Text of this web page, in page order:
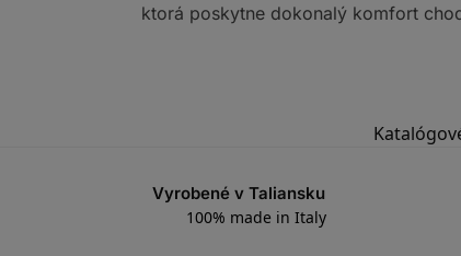
ktorá poskytne dokonalý komfort
Vyrobené v Taliansku
100% made in Italy